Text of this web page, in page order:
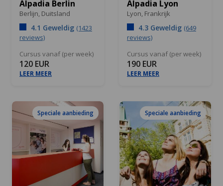
Alpadia Berlin
Berlijn, Duitsland
4.1 Geweldig (1423
reviews)
Cursus vanaf (per week)
120 EUR
LEER MEER
Alpadia Lyon
Lyon, Frankrijk
4.3 Geweldig (649
reviews)
Cursus vanaf (per week)
190 EUR
LEER MEER
Speciale aanbieding Speciale aanbieding